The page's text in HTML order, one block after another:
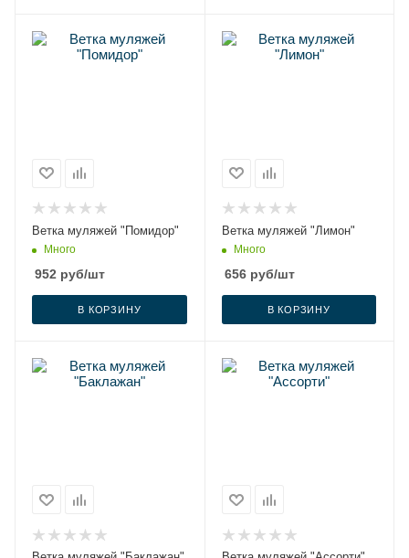
Ветка муляжей "Помидор"
Много
952 руб/шт
В КОРЗИНУ
Ветка муляжей "Лимон"
Много
656руб/шт
В КОРЗИНУ